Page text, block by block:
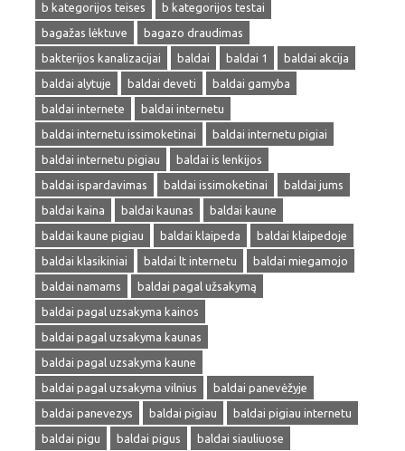
b kategorijos teises
b kategorijos testai
bagažas lėktuve
bagazo draudimas
bakterijos kanalizacijai
baldai baldai 1
baldai akcija
baldai alytuje
baldai deveti
baldai gamyba
baldai internete
baldai internetu
baldai internetu issimoketinai
baldai internetu pigiai
baldai internetu pigiau
baldai is lenkijos
baldai ispardavimas
baldai issimoketinai
baldai jums
baldai kaina
baldai kaunas
baldai kaune
baldai kaune pigiau
baldai klaipeda
baldai klaipedoje
baldai klasikiniai
baldai lt internetu
baldai miegamojo
baldai namams
baldai pagal užsakymą
baldai pagal uzsakyma kainos
baldai pagal uzsakyma kaunas
baldai pagal uzsakyma kaune
baldai pagal uzsakyma vilnius
baldai panevėžyje
baldai panevezys
baldai pigiau
baldai pigiau internetu
baldai pigu
baldai pigus
baldai siauliuose